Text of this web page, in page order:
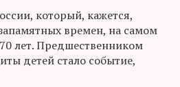
который, кажется,
времен, на самом
лет. Предшественником
детей стало событие,